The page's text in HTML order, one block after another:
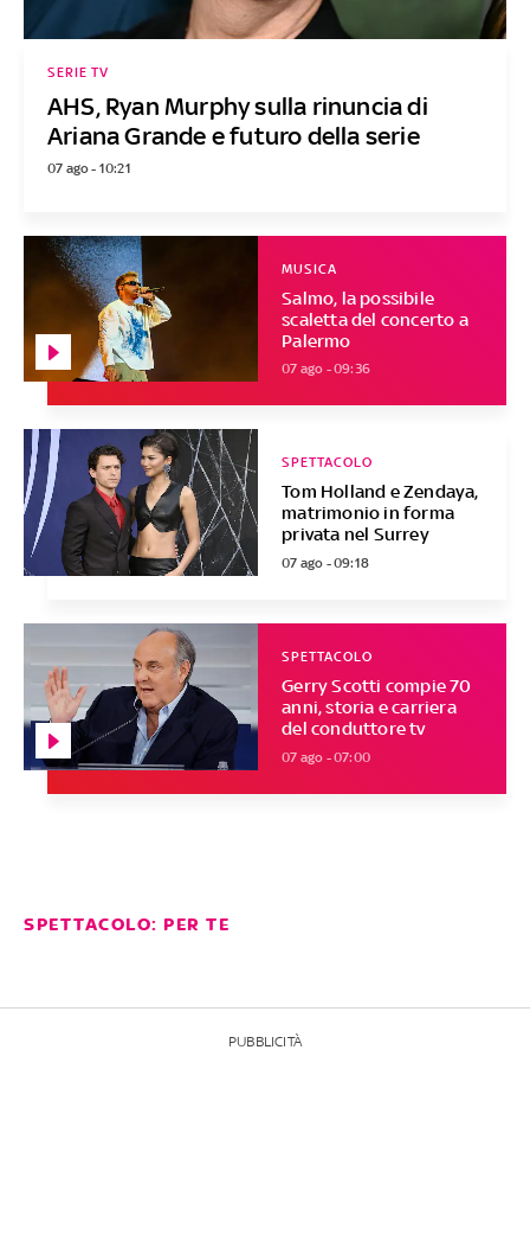
AHS, Ryan Murphy sulla rinuncia di
Ariana Grande e futuro della serie
SERIE TV
07 ago - 10:21
Salmo, la possibile
scaletta del concerto a
Palermo
MUSICA
07 ago - 09:36
Tom Holland e Zendaya,
matrimonio in forma
privata nel Surrey
SPETTACOLO
07 ago - 09:18
Gerry Scotti compie 70
anni, storia e carriera
del conduttore tv
SPETTACOLO
07 ago - 07:00
SPETTACOLO: PER TE
PUBBLICITÀ